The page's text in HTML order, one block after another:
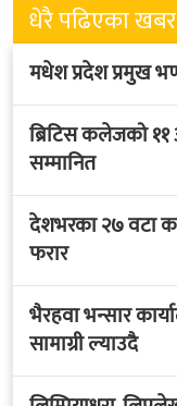
धेरै पढिएका खबर
मधेश प्रदेश प्रमुख
ब्रिटिस कलेजको ११
सम्मानित
देशभरका २७ वटा
फरार
भैरहवा भन्सार
सामाग्री ल्याउदै